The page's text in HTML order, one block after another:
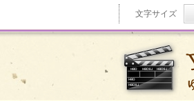
文字サイズ